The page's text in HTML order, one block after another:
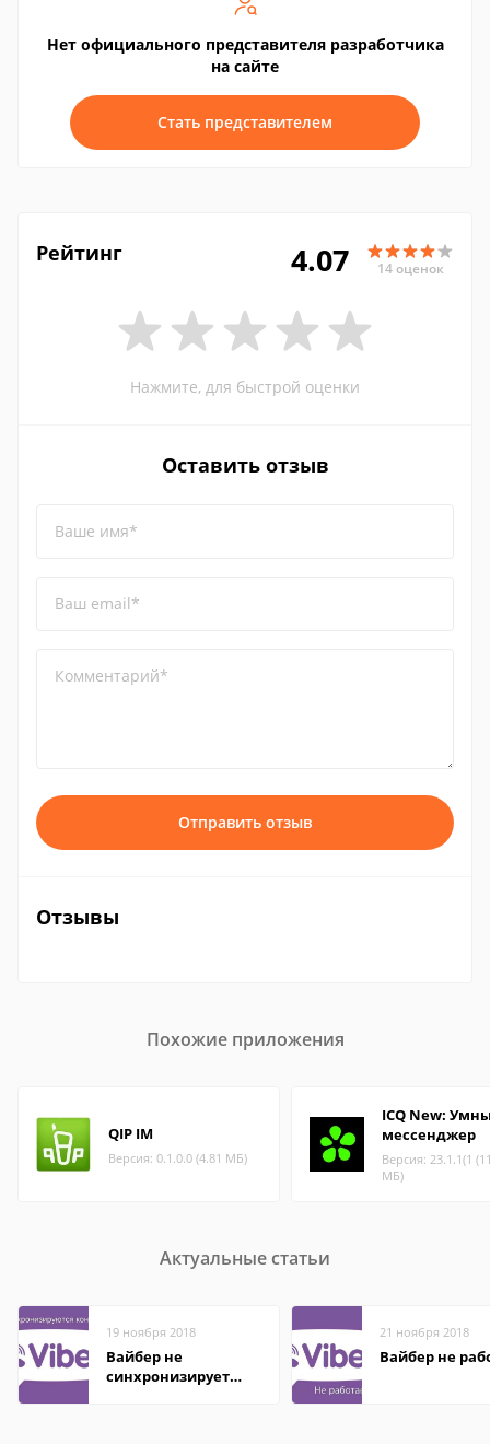
Нет официального представителя разработчика
на сайте
Стать представителем
Рейтинг 4.07 14 оценок
Нажмите, для быстрой оценки
Оставить отзыв
Ваше имя*
Ваш email*
Комментарий*
Отправить отзыв
Отзывы
Похожие приложения
QIP IM
Версия: 0.1.0.0 (4.81 МБ)
ICQ New:
мессенджер
Версия: 23.1.1(1
МБ)
Актуальные статьи
19 ноября 2018
Вайбер не
синхронизирует
21 ноября 2018
Вайбер не